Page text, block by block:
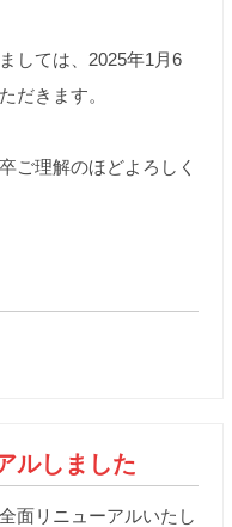
しては、2025年1月6
だきます。
ご理解のほどよろしく
ルしました
面リニューアルいたし